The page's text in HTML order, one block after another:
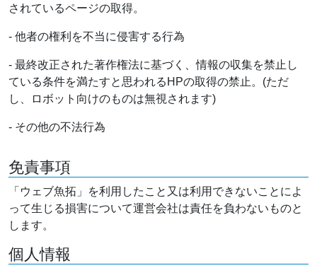
されているページの取得。
- 他者の権利を不当に侵害する行為
- 最終改正された著作権法に基づく、情報の収集を禁止し
ている条件を満たすと思われるHPの取得の禁止。(ただ
し、ロボット向けのものは無視されます)
- その他の不法行為
免責事項
「ウェブ魚拓」を利用したこと又は利用できないことによ
って生じる損害について運営会社は責任を負わないものと
します。
個人情報